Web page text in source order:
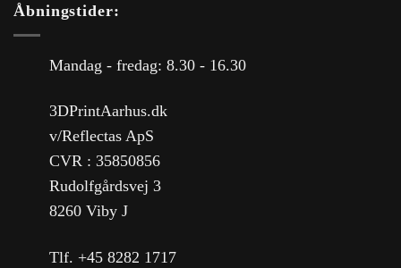
Åbningstider:
Mandag - fredag: 8.30 - 16.30
3DPrintAarhus.dk
v/Reflectas ApS
CVR : 35850856
Rudolfgårdsvej 3
8260 Viby J
Tlf. +45 8282 1717